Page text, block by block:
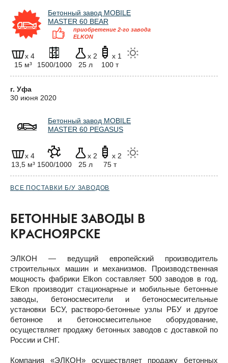
Бетонный завод MOBILE
MASTER 60 BEAR
приобретение 2-го завода
ELKON
x 4
15 м³
1500/1000
x 2
25 л
x 1
100 т
г. Уфа
30 июня 2020
Бетонный завод MOBILE
MASTER 60 PEGASUS
x 4
13,5 м³ 1500/1000
x 2
25 л
x 2
75 т
ВСЕ ПОСТАВКИ Б/У ЗАВОДОВ
БЕТОННЫЕ ЗАВОДЫ В
КРАСНОЯРСКЕ
ЭЛКОН — ведущий европейский производитель
строительных машин и механизмов. Производственная
мощность фабрики Elkon составляет 500 заводов в год.
Elkon производит стационарные и мобильные бетонные
заводы, бетоносмесители и бетоносмесительные
установки БСУ, растворо-бетонные узлы РБУ и другое
бетонное и бетоносмесительное оборудование,
осуществляет продажу бетонных заводов с доставкой по
России и СНГ.
Компания «ЭЛКОН» осуществляет продажу бетонных